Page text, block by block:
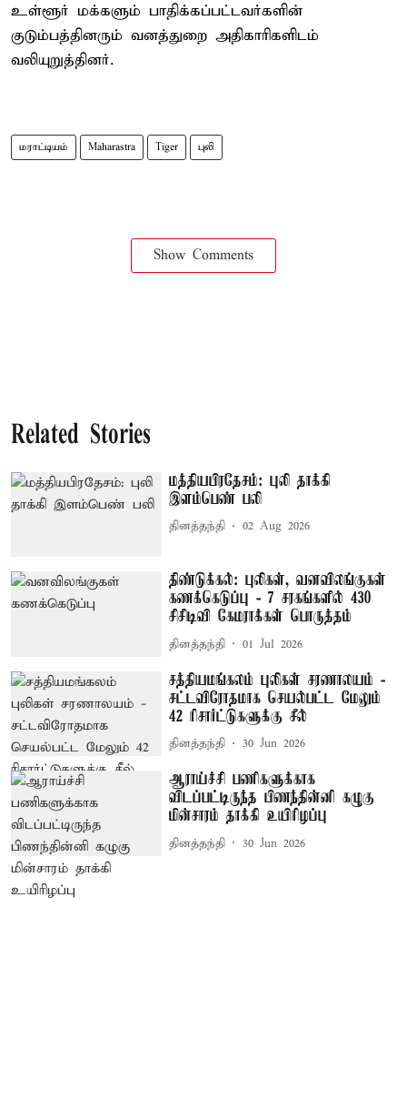
உள்ளூர் மக்களும் பாதிக்கப்பட்டவர்களின்
குடும்பத்தினரும் வனத்துறை அதிகாரிகளிடம்
வலியுறுத்தினர்.
மராட்டியம் Maharastra Tiger புலி
Show Comments
Related Stories
மத்தியபிரதேசம்: புலி தாக்கி
இளம்பெண் பலி
தினத்தந்தி 02 Aug 2026
திண்டுக்கல்: புலிகள், வனவிலங்குகள்
கணக்கெடுப்பு - 7 சரகங்களில் 430
சிசிடிவி கேமராக்கள் பொருத்தம்
தினத்தந்தி 01 Jul 2026
சத்தியமங்கலம் புலிகள் சரணாலயம் -
சட்டவிரோதமாக செயல்பட்ட மேலும்
42 ரிசார்ட்டுகளுக்கு சீல்
தினத்தந்தி 30 Jun 2026
ஆராய்ச்சி பணிகளுக்காக
விடப்பட்டிருந்த பிணந்தின்னி கழுகு
மின்சாரம் தாக்கி உயிரிழப்பு
தினத்தந்தி 30 Jun 2026